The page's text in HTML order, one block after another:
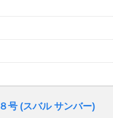
号 (スバル サンバー)